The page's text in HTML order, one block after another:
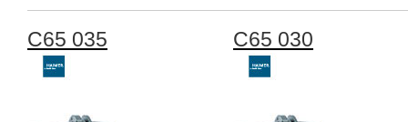
C65 035 C65 030